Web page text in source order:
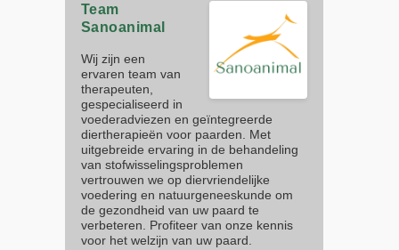
Team
Sanoanimal
Wij zijn een
ervaren team van
therapeuten,
gespecialiseerd in
voederadviezen en geïntegreerde
diertherapieën voor paarden. Met
uitgebreide ervaring in de behandeling
van stofwisselingsproblemen
vertrouwen we op diervriendelijke
voedering en natuurgeneeskunde om
de gezondheid van uw paard te
verbeteren. Profiteer van onze kennis
voor het welzijn van uw paard.